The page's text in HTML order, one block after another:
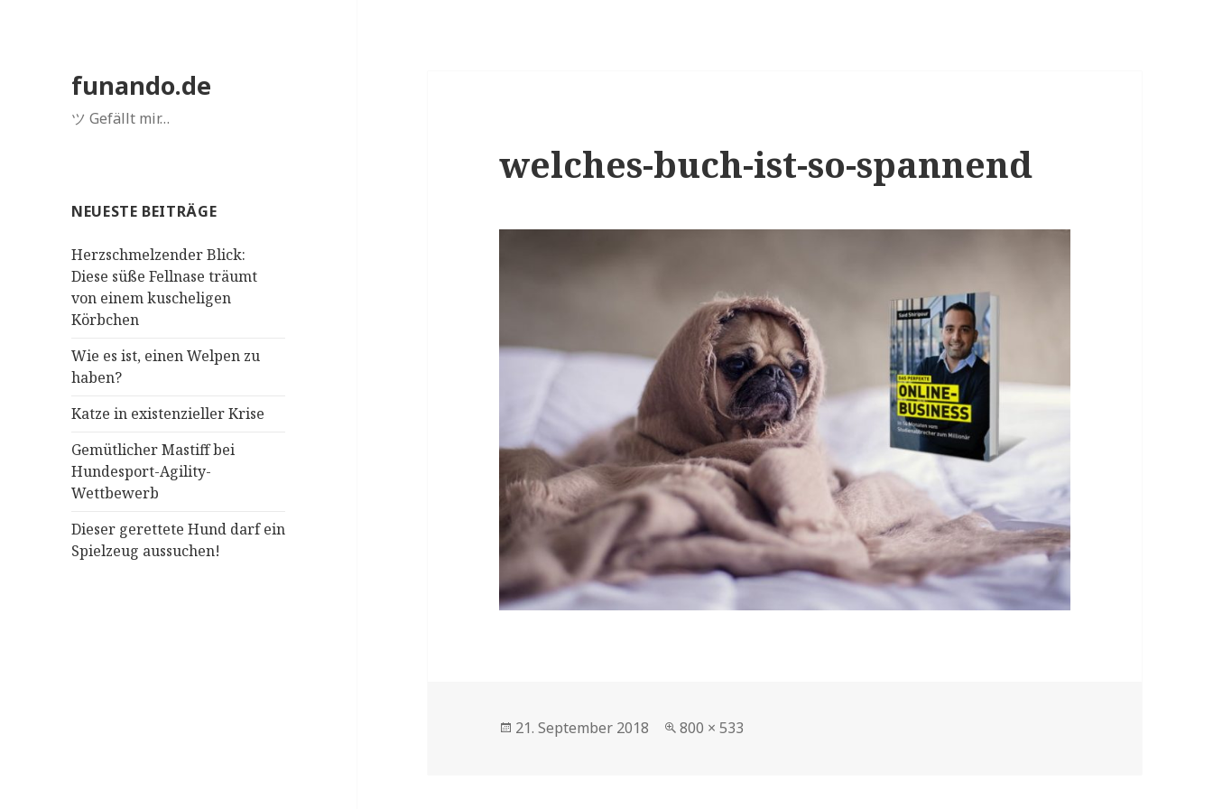
funando.de
ツ Gefällt mir…
NEUESTE BEITRÄGE
Herzschmelzender Blick:
Diese süße Fellnase träumt
von einem kuscheligen
Körbchen
Wie es ist, einen Welpen zu
haben?
Katze in existenzieller Krise
Gemütlicher Mastiff bei
Hundesport-Agility-
Wettbewerb
Dieser gerettete Hund darf ein
Spielzeug aussuchen!
welches-buch-ist-so-spannend
Veröffentlicht
21. September 2018
Volle
800 × 533